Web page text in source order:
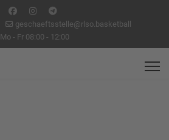
geschaeftsstelle@rlso.basketball
Mo - Fr 08:00 - 12:00